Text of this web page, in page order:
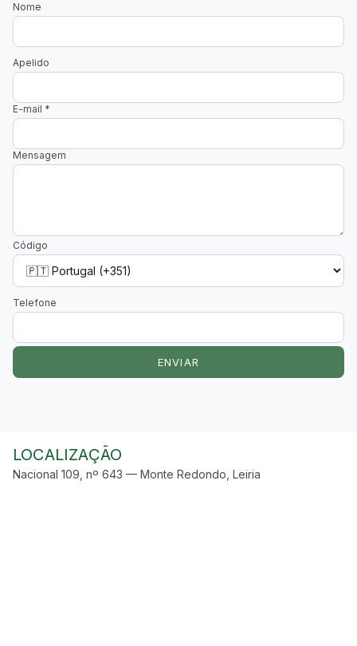
Nome
Apelido
E-mail *
Mensagem
Código
Telefone
ENVIAR
LOCALIZAÇÃO
Nacional 109, nº 643 — Monte Redondo, Leiria